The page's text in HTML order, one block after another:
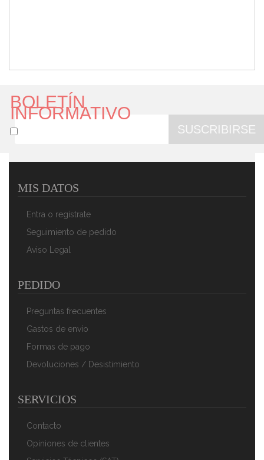
BOLETÍN
INFORMATIVO
SUSCRIBIRSE
MIS DATOS
Entra o regístrate
Seguimiento de pedido
Aviso Legal
PEDIDO
Preguntas frecuentes
Gastos de envío
Formas de pago
Devoluciones / Desistimiento
SERVICIOS
Contacto
Opiniones de clientes